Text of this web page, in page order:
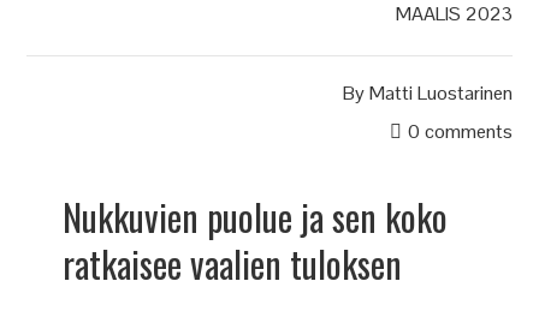
MAALIS 2023
ByMatti Luostarinen
0 comments
Nukkuvien puolue ja sen koko
ratkaisee vaalien tuloksen